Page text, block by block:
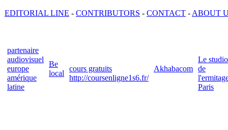
EDITORIAL LINE - CONTRIBUTORS - CONTACT - ABOUT
partenaire
audiovisuel
europe
amérique
latine
Be
local
cours gratuits
http://coursenligne1s6.fr/
Akhabacom
Le studio
de
Paris